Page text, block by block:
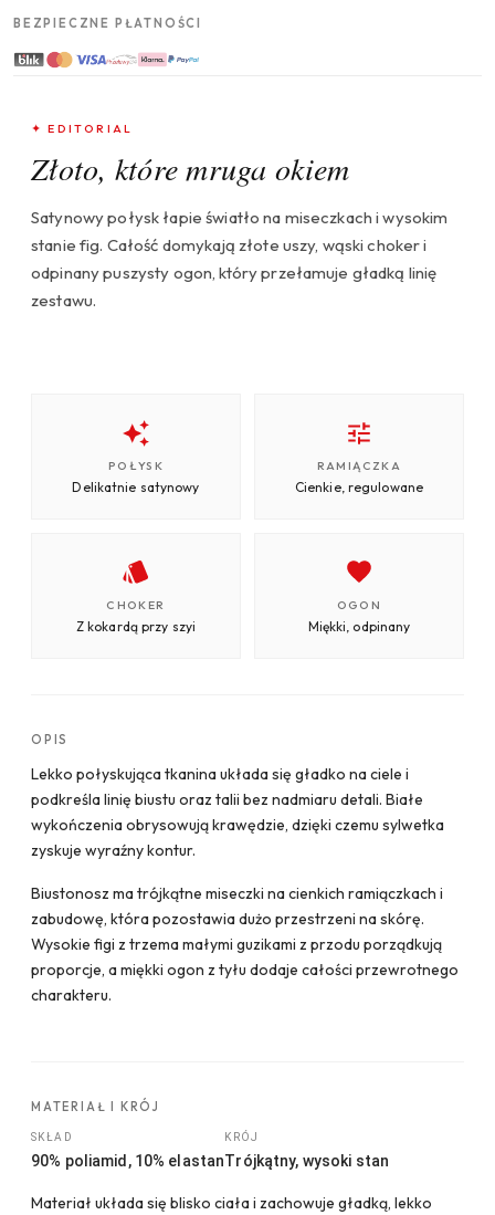
BEZPIECZNE PŁATNOŚCI
✦ EDITORIAL
Złoto, które mruga okiem
Satynowy połysk łapie światło na miseczkach i wysokim
stanie fig. Całość domykają złote uszy, wąski choker i
odpinany puszysty ogon, który przełamuje gładką linię
zestawu.
POŁYSK
Delikatnie satynowy
RAMIĄCZKA
Cienkie, regulowane
CHOKER
Z kokardą przy szyi
OGON
Miękki, odpinany
OPIS
Lekko połyskująca tkanina układa się gładko na ciele i
podkreśla linię biustu oraz talii bez nadmiaru detali. Białe
wykończenia obrysowują krawędzie, dzięki czemu sylwetka
zyskuje wyraźny kontur.
Biustonosz ma trójkątne miseczki na cienkich ramiączkach i
zabudowę, która pozostawia dużo przestrzeni na skórę.
Wysokie figi z trzema małymi guzikami z przodu porządkują
proporcje, a miękki ogon z tyłu dodaje całości przewrotnego
charakteru.
MATERIAŁ I KRÓJ
SKŁAD
90% poliamid, 10% elastan
KRÓJ
Trójkątny, wysoki stan
Materiał układa się blisko ciała i zachowuje gładką, lekko